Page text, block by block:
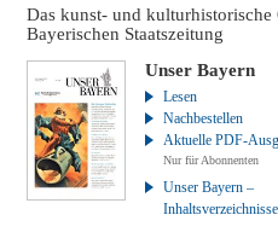
Das kunst- und
Bayerischen Staatszeitung
Unser Bayern
Lesen
Nachbestellen
Aktuelle PDF-
Nur für Abonnenten
Unser Bayern –
Inhaltsverzeichnisse